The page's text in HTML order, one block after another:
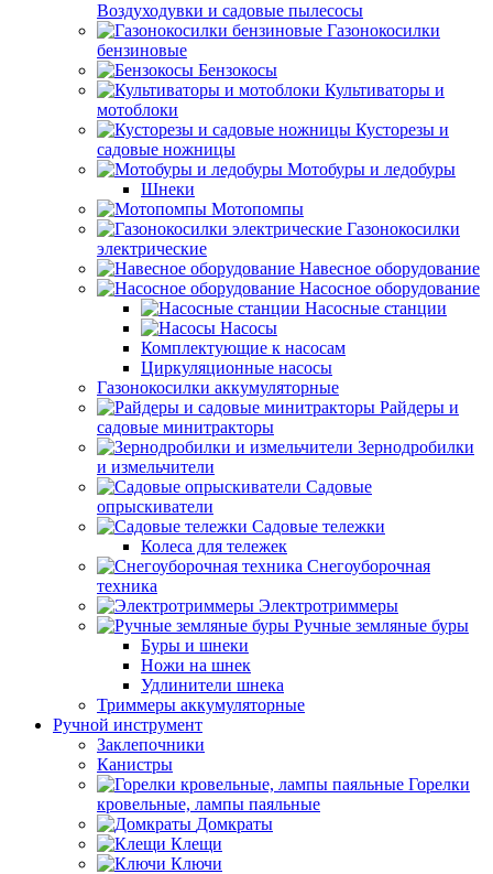
Воздуходувки и садовые пылесосы
Газонокосилки
бензиновые
Бензокосы
Культиваторы и
мотоблоки
Кусторезы и
садовые ножницы
Мотобуры и ледобуры
Шнеки
Мотопомпы
Газонокосилки
электрические
Навесное оборудование
Насосное оборудование
Насосные станции
Насосы
Комплектующие к насосам
Циркуляционные насосы
Газонокосилки аккумуляторные
Райдеры и
садовые минитракторы
Зернодробилки
и измельчители
Садовые
опрыскиватели
Садовые тележки
Колеса для тележек
Снегоуборочная
техника
Электротриммеры
Ручные земляные буры
Буры и шнеки
Ножи на шнек
Удлинители шнека
Триммеры аккумуляторные
Ручной инструмент
Заклепочники
Канистры
Горелки
кровельные, лампы паяльные
Домкраты
Клещи
Ключи